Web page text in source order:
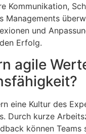
Kommunikation,
Managements
und
Erfolg​​.
agile
eine Kultur des
Durch kurze
können Teams